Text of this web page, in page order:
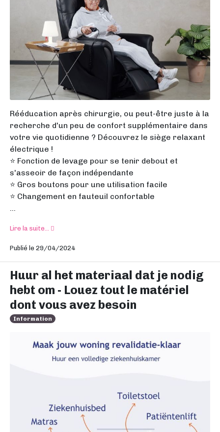
Rééducation après chirurgie, ou peut-être juste à la
recherche d'un peu de confort supplémentaire dans
votre vie quotidienne ? Découvrez le siège relaxant
électrique !
⭐️ Fonction de levage pour se tenir debout et
s'asseoir de façon indépendante
⭐ Gros boutons pour une utilisation facile
⭐️ Changement en fauteuil confortable
Lire la suite...
Publié le 29/04/2024
Huur al het materiaal dat je nodig
hebt om - Louez tout le matériel
dont vous avez besoin
Information